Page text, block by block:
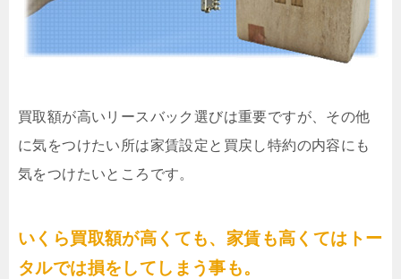
買取額が高いリースバック選びは重要ですが、その他
に気をつけたい所は家賃設定と買戻し特約の内容にも
気をつけたいところです。
いくら買取額が高くても、家賃も高くてはトー
タルでは損をしてしまう事も。